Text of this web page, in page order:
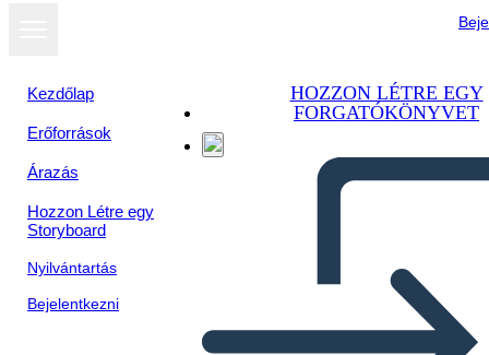
Kezdőlap
Erőforrások
Árazás
Hozzon Létre egy
Storyboard
Nyilvántartás
Bejelentkezni
HOZZON LÉTRE EGY
FORGATÓKÖNYVET